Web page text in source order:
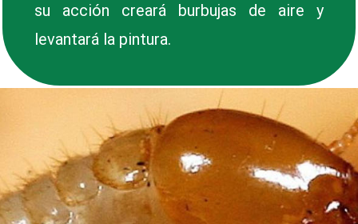
su acción creará burbujas de aire y
levantará la pintura.